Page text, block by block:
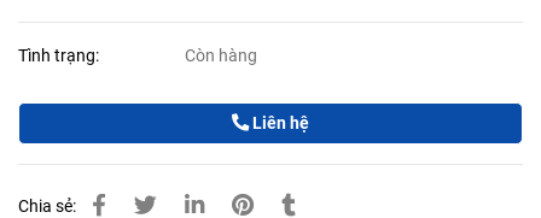
Tình trạng: Còn hàng
Liên hệ
Chia sẻ: